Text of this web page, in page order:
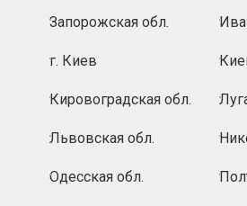
Запорожская обл.
г. Киев
Кировоградская обл.
Львовская обл.
Одесская обл.